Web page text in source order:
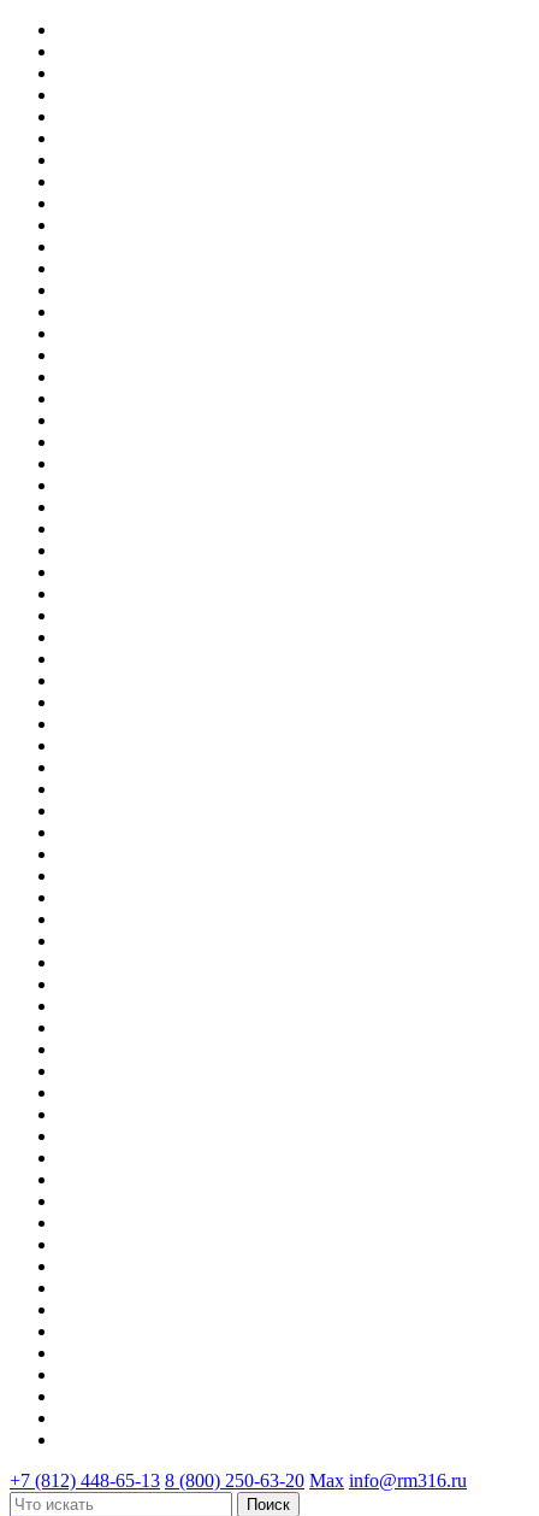
+7 (812) 448-65-13 8 (800) 250-63-20 Max info@rm316.ru